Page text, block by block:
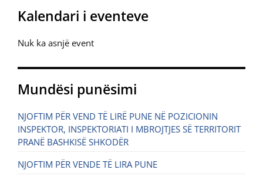
Kalendari i eventeve
Nuk ka asnjë event
Mundësi punësimi
NJOFTIM PËR VEND TË LIRË PUNE NË POZICIONIN
INSPEKTOR, INSPEKTORIATI I MBROJTJES SË TERRITORIT
PRANË BASHKISË SHKODËR
NJOFTIM PËR VENDE TË LIRA PUNE